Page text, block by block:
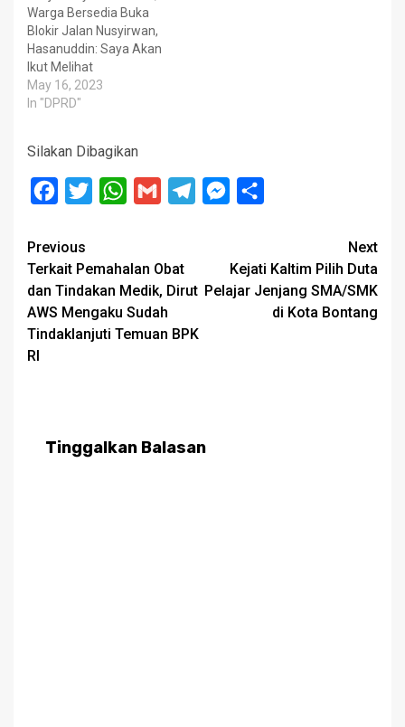
Warga Bersedia Buka
Blokir Jalan Nusyirwan,
Hasanuddin: Saya Akan
Ikut Melihat
May 16, 2023
In "DPRD"
Silakan Dibagikan
Facebook
Twitter WhatsApp
Gmail TelegramMessenger
Post
navigation
Previous
Terkait Pemahalan Obat
dan Tindakan Medik, Dirut
AWS Mengaku Sudah
Tindaklanjuti Temuan BPK
RI
Next
Kejati Kaltim Pilih Duta
Pelajar Jenjang SMA/SMK
di Kota Bontang
Tinggalkan Balasan